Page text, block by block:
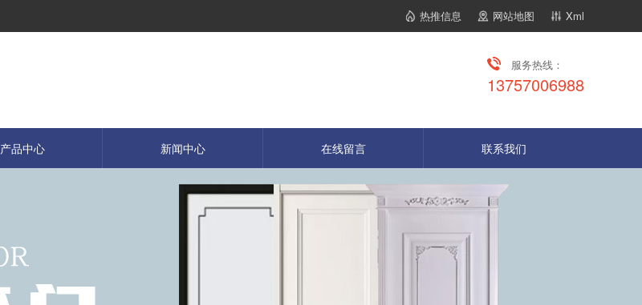
Xml
网站地图
热推信息
服务热线：
13757006988
产品中心 新闻中心 在线留言 联系我们